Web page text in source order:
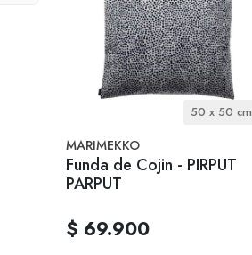
50 x 50 cm
MARIMEKKO
Funda de Cojin - PIRPUT
PARPUT
$ 69.900